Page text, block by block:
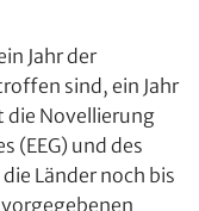
Jahr der
sind, ein Jahr
die Novellierung
(EEG) und des
Länder noch bis